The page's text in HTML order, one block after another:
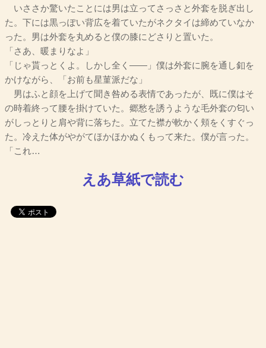
いささか驚いたことには男は立ってさっさと外套を脱ぎ出し
た。下には黒っぽい背広を着ていたがネクタイは締めていなか
った。男は外套を丸めると僕の膝にどさりと置いた。
「さあ、暖まりなよ」
「じゃ貰っとくよ。しかし全く――」僕は外套に腕を通し釦を
かけながら、「お前も星菫派だな」
男はふと顔を上げて聞き咎める表情であったが、既に僕はそ
の時着終って腰を掛けていた。郷愁を誘うような毛外套の匂い
がしっとりと肩や背に落ちた。立てた襟が軟かく頬をくすぐっ
た。冷えた体がやがてほかほかぬくもって来た。僕が言った。
「これ…
えあ草紙で読む